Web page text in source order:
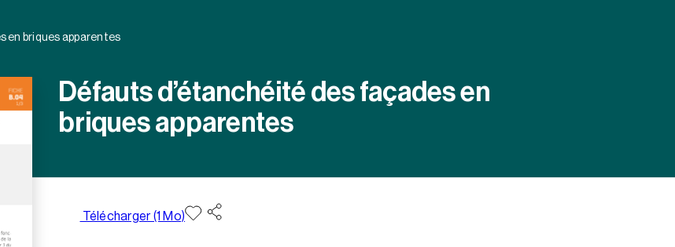
en briques apparentes
Défauts d’étanchéité des façades en
briques apparentes
Télécharger (1 Mo)